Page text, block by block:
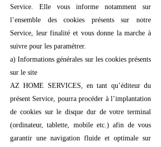
Service. Elle vous informe notamment sur
l’ensemble des cookies présents sur notre
Service, leur finalité et vous donne la marche à
suivre pour les paramétrer.
a) Informations générales sur les cookies présents
sur le site
AZ HOME SERVICES, en tant qu’éditeur du
présent Service, pourra procéder à l’implantation
de cookies sur le disque dur de votre terminal
(ordinateur, tablette, mobile etc.) afin de vous
garantir une navigation fluide et optimale sur